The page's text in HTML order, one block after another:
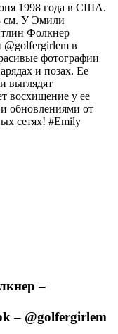
1998 года в США.
см. У Эмили
Фолкнер
@golfergirlem в
фотографии
и позах. Ее
выглядят
восхищение у ее
обновлениями от
сетях! #Emily
–
– @golfergirlem